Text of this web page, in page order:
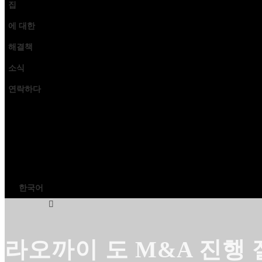
집
에 대한
해결책
소식
연락하다
한국어
라오까이 도 M&A 진행